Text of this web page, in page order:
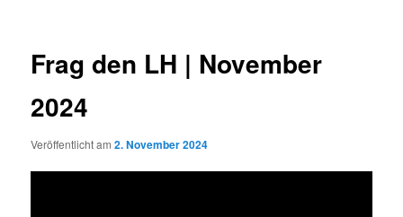
Frag den LH | November
2024
Veröffentlicht am2. November 2024